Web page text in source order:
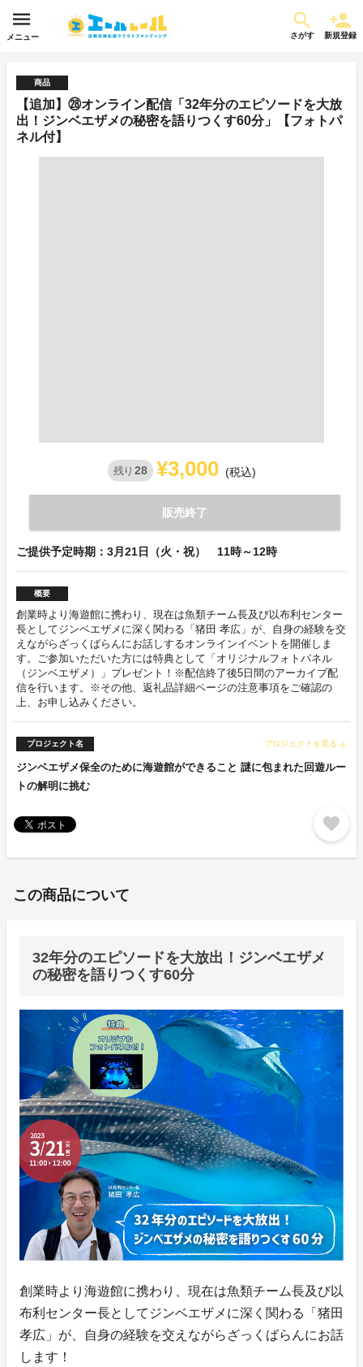
メニュー さがす 新規登録
商品
【追加】㉘オンライン配信「32年分のエピソードを大放
出！ジンベエザメの秘密を語りつくす60分」【フォトパ
ネル付】
残り 28 ¥3,000 (税込)
販売終了
ご提供予定時期：3月21日（火・祝） 11時～12時
概要
創業時より海遊館に携わり、現在は魚類チーム長及び以布利センター
長としてジンベエザメに深く関わる「猪田 孝広」が、自身の経験を交
えながらざっくばらんにお話しするオンラインイベントを開催しま
す。ご参加いただいた方には特典として「オリジナルフォトパネル
（ジンベエザメ）」プレゼント！※配信終了後5日間のアーカイブ配
信を行います。※その他、返礼品詳細ページの注意事項をご確認の
上、お申し込みください。
プロジェクト名 プロジェクトを見る arrow_forward
ジンベエザメ保全のために海遊館ができること 謎に包まれた回遊ルー
トの解明に挑む
favorite
この商品について
32年分のエピソードを大放出！ジンベエザメ
の秘密を語りつくす60分
創業時より海遊館に携わり、現在は魚類チーム長及び以
布利センター長としてジンベエザメに深く関わる「猪田
孝広」が、自身の経験を交えながらざっくばらんにお話
します！